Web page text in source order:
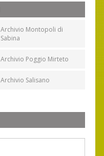
Archivio Montopoli di
Sabina
Archivio Poggio Mirteto
Archivio Salisano